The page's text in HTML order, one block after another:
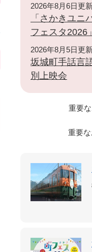
2026年8月6日更
「さかきユニ
フェスタ2026
2026年8月5日更
坂城町手話言
別上映会
重要
重要